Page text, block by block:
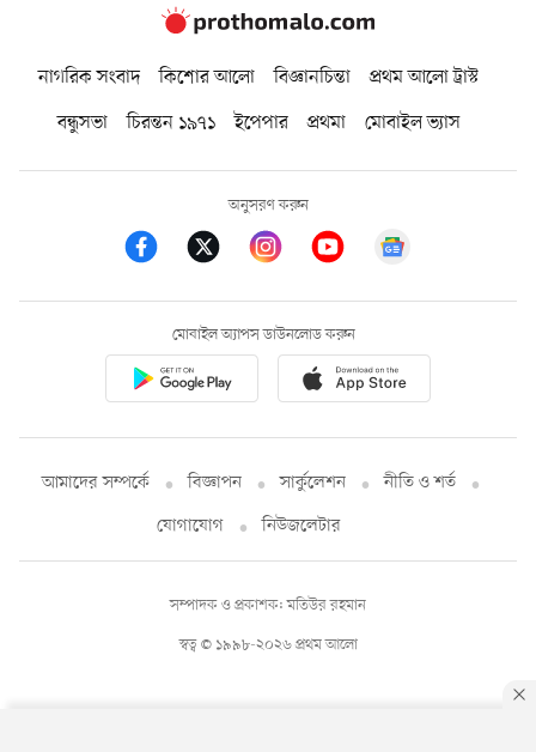
নাগরিক সংবাদ কিশোর আলো বিজ্ঞানচিন্তা
প্রথম আলো ট্রাস্ট
বন্ধুসভা
চিরন্তন ১৯৭১ ইপেপার প্রথমা মোবাইল ভ্যাস
অনুসরণ করুন
মোবাইল অ্যাপস ডাউনলোড করুন
আমাদের সম্পর্কে বিজ্ঞাপন সার্কুলেশন
নীতি ও শর্ত
যোগাযোগ
নিউজলেটার
স্বত্ব © ১৯৯৮-২০২৬ প্রথম আলো
সম্পাদক ও প্রকাশক: মতিউর রহমান